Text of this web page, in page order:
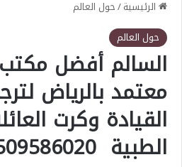
الرئيسية/حول العالم
حول العالم
السالم أفضل
معتمد بالرياض
القيادة وكرت
الطبية 0509586020